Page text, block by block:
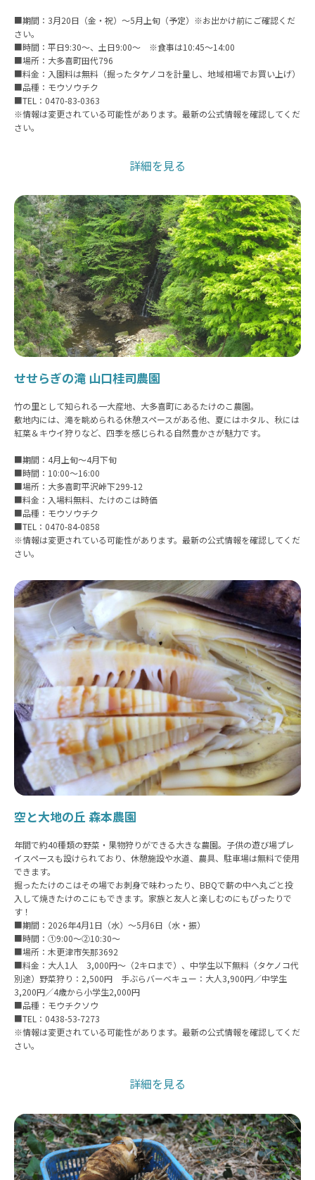
■期間：3月20日（金・祝）～5月上旬（予定）※お出かけ前にご確認くだ
さい。
■時間：平日9:30〜、土日9:00〜 ※食事は10:45〜14:00
■場所：大多喜町田代796
■料金：入園料は無料（掘ったタケノコを計量し、地域相場でお買い上げ）
■品種：モウソウチク
■TEL：0470-83-0363
※情報は変更されている可能性があります。最新の公式情報を確認してくだ
さい。
詳細を見る
せせらぎの滝 山口桂司農園
竹の里として知られる一大産地、大多喜町にあるたけのこ農園。
敷地内には、滝を眺められる休憩スペースがある他、夏にはホタル、秋には
紅葉＆キウイ狩りなど、四季を感じられる自然豊かさが魅力です。
■期間：4月上旬〜4月下旬
■時間：10:00〜16:00
■場所：大多喜町平沢峠下299-12
■料金：入場料無料、たけのこは時価
■品種：モウソウチク
■TEL：0470-84-0858
※情報は変更されている可能性があります。最新の公式情報を確認してくだ
さい。
空と大地の丘 森本農園
年間で約40種類の野菜・果物狩りができる大きな農園。子供の遊び場プレ
イスペースも設けられており、休憩施設や水道、農具、駐車場は無料で使用
できます。
掘ったたけのこはその場でお刺身で味わったり、BBQで薪の中へ丸ごと投
入して焼きたけのこにもできます。家族と友人と楽しむのにもぴったりで
す！
■期間：2026年4月1日（水）～5月6日（水・振）
■時間：①9:00～②10:30～
■場所：木更津市矢那3692
■料金：大人1人 3,000円～（2キロまで）、中学生以下無料（タケノコ代
別途）野菜狩り：2,500円 手ぶらバーベキュー：大人3,900円／中学生
3,200円／4歳から小学生2,000円
■品種：モウチクソウ
■TEL：0438-53-7273
※情報は変更されている可能性があります。最新の公式情報を確認してくだ
さい。
詳細を見る